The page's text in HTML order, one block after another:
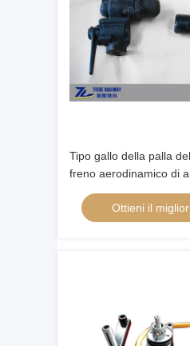
Tipo gallo della palla
freno aerodinamico di
vagoni di ferrovia
Ottieni il